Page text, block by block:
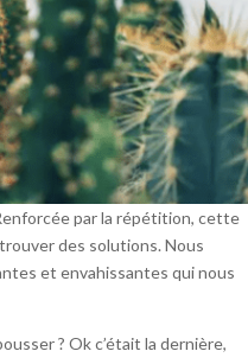
par la répétition, cette
des solutions. Nous
et envahissantes qui nous
? Ok c’était la dernière,